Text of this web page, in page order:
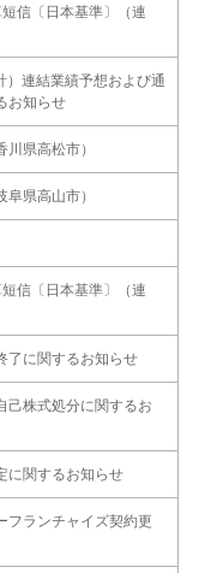
信〔日本基準〕（連
）連結業績予想および通
お知らせ
県高松市）
県高山市）
信〔日本基準〕（連
了に関するお知らせ
己株式処分に関するお
に関するお知らせ
フランチャイズ契約更